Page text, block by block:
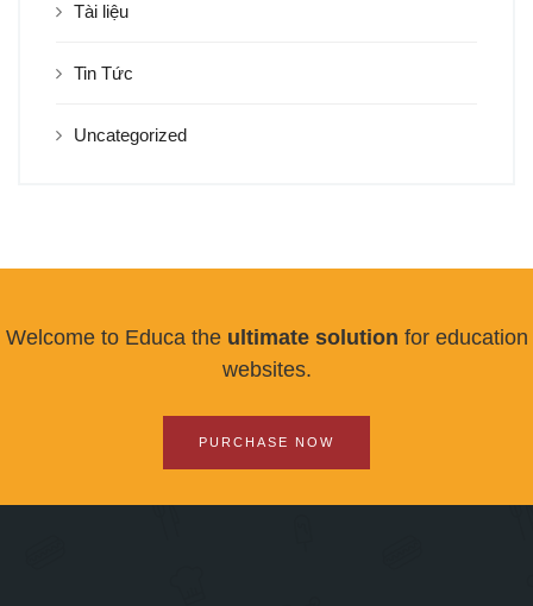
Tài liệu
Tin Tức
Uncategorized
Welcome to Educa the ultimate solution for education
websites.
PURCHASE NOW